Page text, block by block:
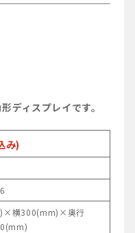
ディスプレイです。
み)
横300(mm)×奥行